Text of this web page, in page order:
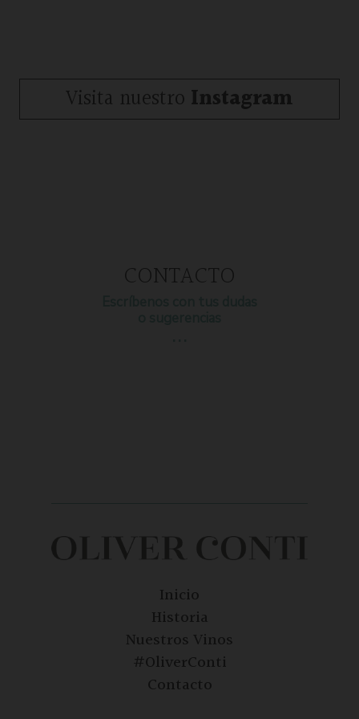
Visita nuestro Instagram
CONTACTO
Inicio
Historia
Nuestros Vinos
#OliverConti
Contacto